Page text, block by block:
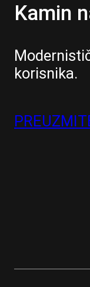
Kamin
korisnika.